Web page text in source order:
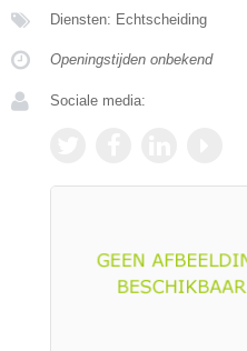
Diensten: Echtscheiding
Openingstijden onbekend
Sociale media: